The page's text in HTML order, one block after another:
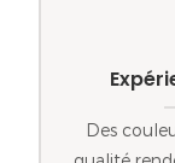
Des